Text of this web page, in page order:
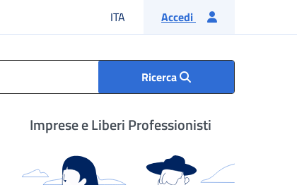
ITA Lingua italiana
Accedi
Ricerca
Imprese e Liberi Professionisti